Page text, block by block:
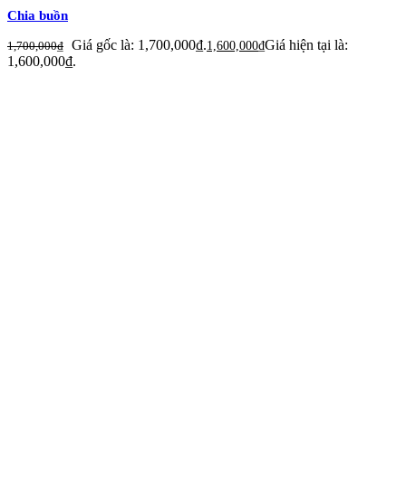
Chia buồn
1,700,000₫ Giá gốc là: 1,700,000₫.1,600,000₫Giá hiện tại là:
1,600,000₫.